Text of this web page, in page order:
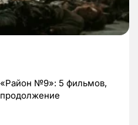
№9»: 5 фильмов,